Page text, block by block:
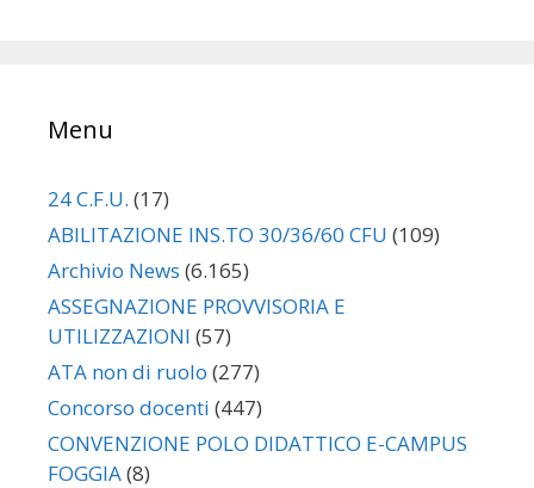
Menu
24 C.F.U. (17)
ABILITAZIONE INS.TO 30/36/60 CFU (109)
Archivio News (6.165)
ASSEGNAZIONE PROVVISORIA E
UTILIZZAZIONI (57)
ATA non di ruolo (277)
Concorso docenti (447)
CONVENZIONE POLO DIDATTICO E-CAMPUS
FOGGIA(8)